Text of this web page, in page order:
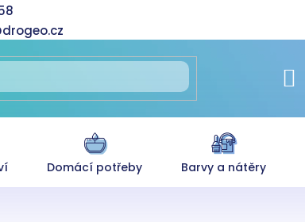
Domácí potřeby Barvy a nátěry